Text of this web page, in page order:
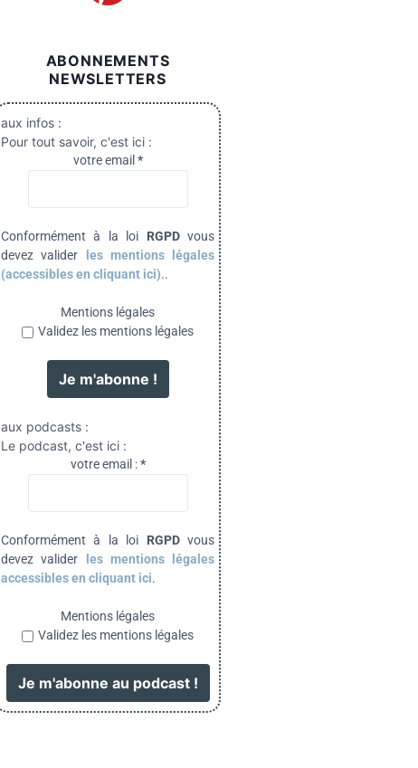
ABONNEMENTS
NEWSLETTERS
aux infos :
Pour tout savoir, c'est ici :
votre email *
Conformément à la loi RGPDvous
devez valider
les mentions légales
(accessibles en cliquant ici)..
Mentions légales
Validez les mentions légales
aux podcasts :
Le podcast, c'est ici :
votre email :*
Conformément à la loi RGPDvous
devez valider
les mentions légales
accessibles en cliquant ici.
Mentions légales
Validez les mentions légales